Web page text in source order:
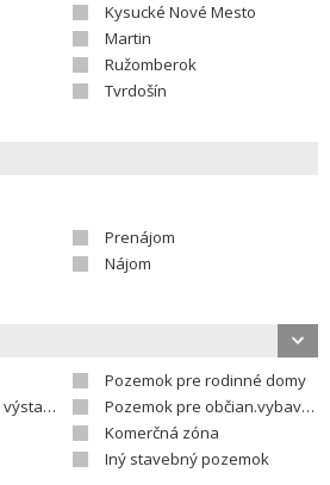
Kysucké Nové Mesto
Martin
Ružomberok
Tvrdošín
Prenájom
Nájom
Pozemok pre rodinné domy
Pozemok pre občian.vybavenosť
Komerčná zóna
Iný stavebný pozemok